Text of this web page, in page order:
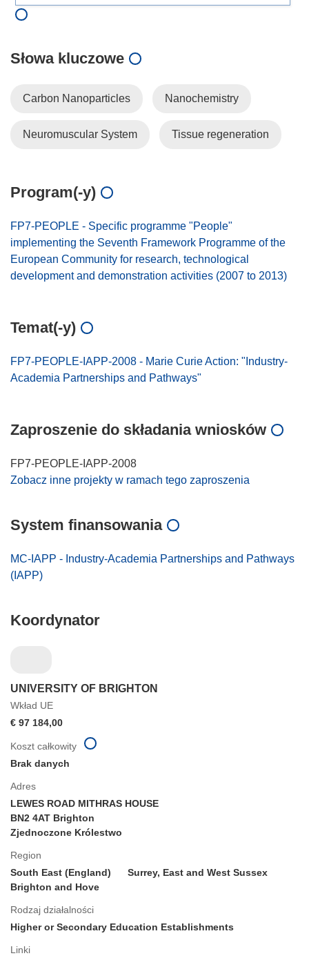
Słowa kluczowe
Carbon Nanoparticles Nanochemistry
Neuromuscular System Tissue regeneration
Program(-y)
FP7-PEOPLE - Specific programme "People"
implementing the Seventh Framework Programme of the
European Community for research, technological
development and demonstration activities (2007 to 2013)
Temat(-y)
FP7-PEOPLE-IAPP-2008 - Marie Curie Action: "Industry-
Academia Partnerships and Pathways"
Zaproszenie do składania wniosków
FP7-PEOPLE-IAPP-2008
Zobacz inne projekty w ramach tego zaproszenia
System finansowania
MC-IAPP - Industry-Academia Partnerships and Pathways
(IAPP)
Koordynator
UNIVERSITY OF BRIGHTON
Wkład UE
€ 97 184,00
Adres
LEWES ROAD MITHRAS HOUSE
BN2 4AT Brighton
Zjednoczone Królestwo
Region
South East (England)
Surrey, East and West Sussex
Brighton and Hove
Rodzaj działalności
Higher or Secondary Education Establishments
Linki
Koszt całkowity
Brak danych